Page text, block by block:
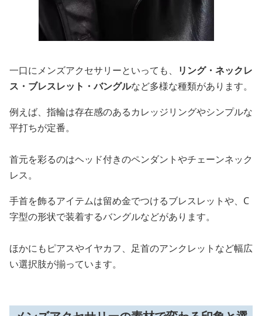
一口にメンズアクセサリーといっても、
リング・ネックレ
ス・ブレスレット・バングルなど多様な種類があります。
例えば、指輪は存在感のあるカレッジリングやシンプルな
平打ちが定番。
首元を彩るのはヘッド付きのペンダントやチェーンネック
レス。
手首を飾るアイテムは留め金でつけるブレスレットや、C
字型の形状で装着するバングルなどがあります。
ほかにもピアスやイヤカフ、足首のアンクレットなど幅広
い選択肢が揃っています。